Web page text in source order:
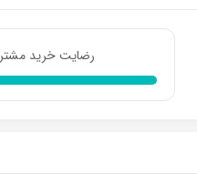
رضایت خرید